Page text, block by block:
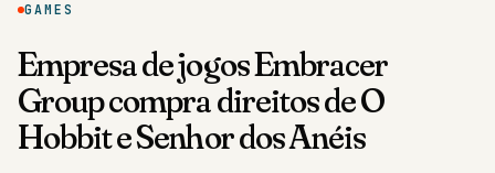
GAMES
Empresa de jogos Embracer
Group compra direitos de O
Hobbit e Senhor dos Anéis